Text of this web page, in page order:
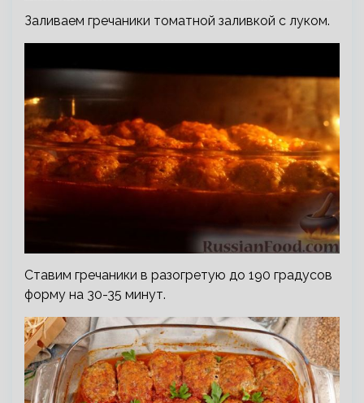
Заливаем гречаники томатной заливкой с луком.
Ставим гречаники в разогретую до 190 градусов
форму на 30-35 минут.